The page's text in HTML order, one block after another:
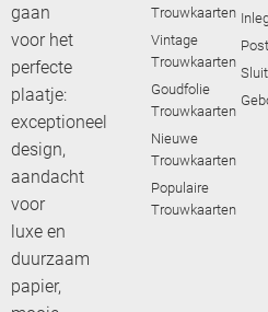
gaan
voor het
perfecte
plaatje:
exceptioneel
design,
aandacht
voor
luxe en
duurzaam
papier,
Trouwkaarten
Vintage
Trouwkaarten
Goudfolie
Trouwkaarten
Nieuwe
Trouwkaarten
Populaire
Trouwkaarten